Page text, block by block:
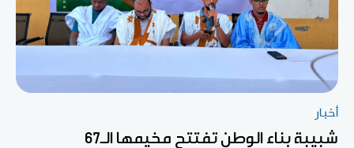
أخبار
شبيبة بناء الوطن تفتتح مخيمها الـ67